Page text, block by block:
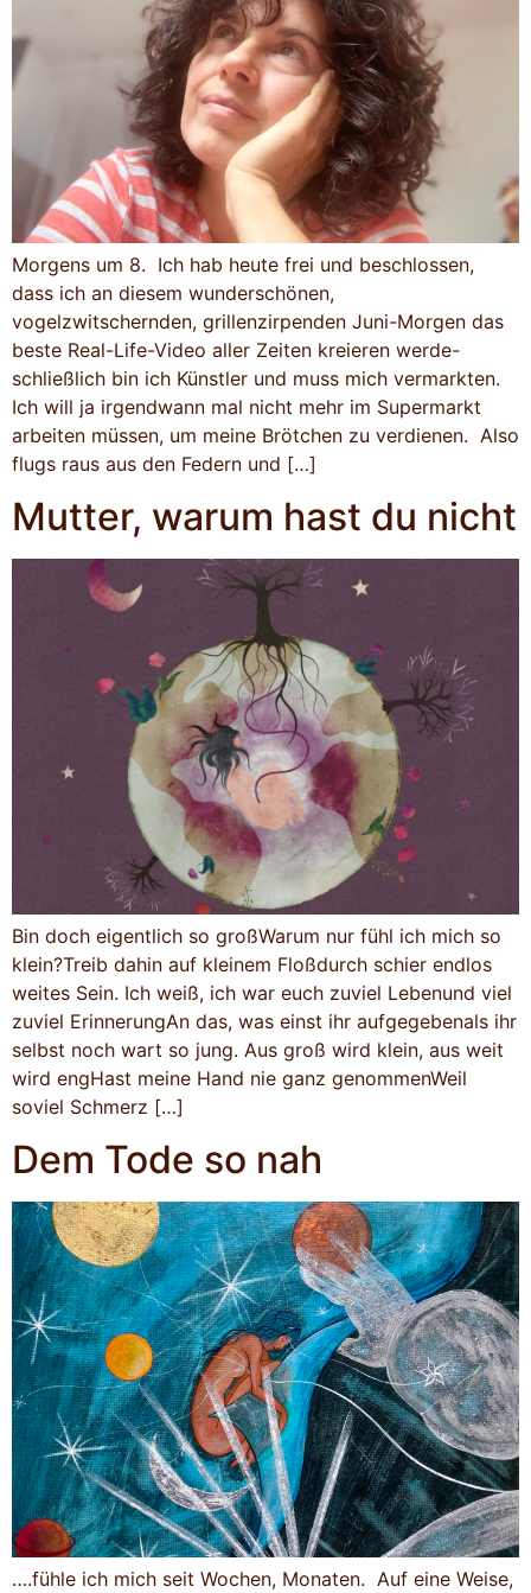
Morgens um 8. Ich hab heute frei und beschlossen,
dass ich an diesem wunderschönen,
vogelzwitschernden, grillenzirpenden Juni-Morgen das
beste Real-Life-Video aller Zeiten kreieren werde-
schließlich bin ich Künstler und muss mich vermarkten.
Ich will ja irgendwann mal nicht mehr im Supermarkt
arbeiten müssen, um meine Brötchen zu verdienen. Also
flugs raus aus den Federn und […]
Mutter, warum hast du nicht
Bin doch eigentlich so großWarum nur fühl ich mich so
klein?Treib dahin auf kleinem Floßdurch schier endlos
weites Sein. Ich weiß, ich war euch zuviel Lebenund viel
zuviel ErinnerungAn das, was einst ihr aufgegebenals ihr
selbst noch wart so jung. Aus groß wird klein, aus weit
wird engHast meine Hand nie ganz genommenWeil
soviel Schmerz […]
Dem Tode so nah
….fühle ich mich seit Wochen, Monaten. Auf eine Weise,